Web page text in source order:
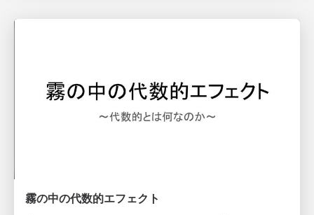
霧の中の代数的エフェクト